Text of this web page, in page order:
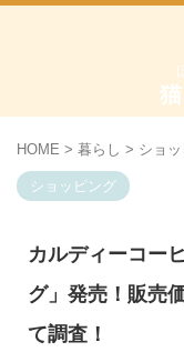
HOME > 暮らし > ショ
ショッピング
カルディーコー
グ」発売！販売
て調査！